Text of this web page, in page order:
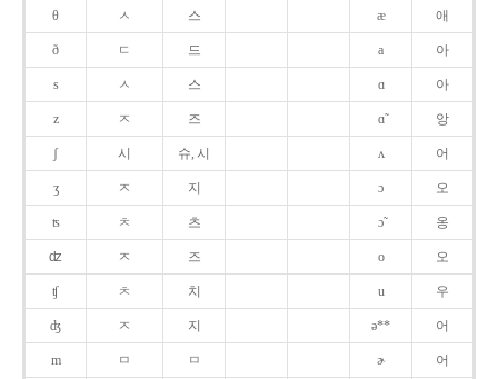
θ ㅅ 스 æ 애
ð ㄷ 드 a 아
s ㅅ 스 ɑ 아
z ㅈ 즈 ɑ̃ 앙
ʃ 시 슈, 시 ʌ 어
ʒ ㅈ 지 ɔ 오
ʦ ㅊ 츠 ɔ̃ 옹
ʣ ㅈ 즈 o 오
ʧ ㅊ 치 u 우
ʤ ㅈ 지 ə** 어
m ㅁ ㅁ ɚ 어